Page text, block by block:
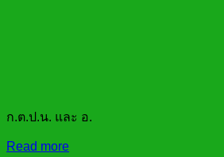
ก.ต.ป.น. และ อ.
Read more